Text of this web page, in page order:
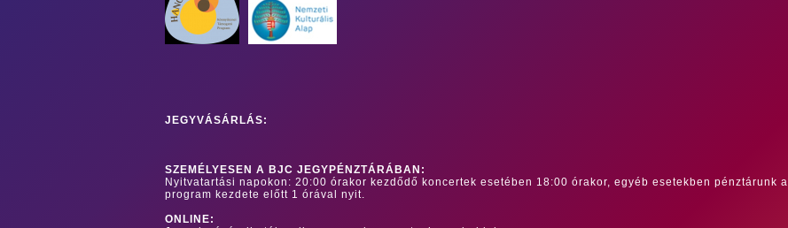
JEGYVÁSÁRLÁS:
SZEMÉLYESEN A BJC JEGYPÉNZTÁRÁBAN:
Nyitvatartási napokon: 20:00 órakor kezdődő koncertek esetében 18:00 órakor, egyéb esetekben pénztárunk a
program kezdete előtt 1 órával nyit.
ONLINE: